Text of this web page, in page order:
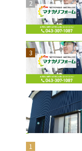
新着ブログ